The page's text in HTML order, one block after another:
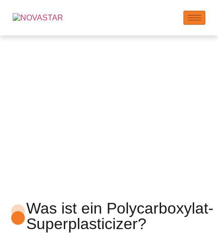
Was ist ein Polycarboxylat-
Superplasticizer?